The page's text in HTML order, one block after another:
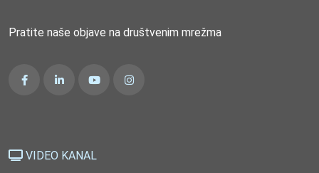
Pratite naše objave na društvenim mrežma
VIDEO KANAL